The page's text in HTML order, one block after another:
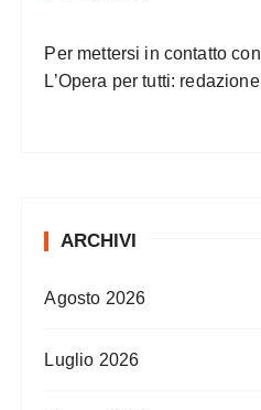
Per mettersi in contatto
L’Opera per tutti:
ARCHIVI
Agosto 2026
Luglio 2026